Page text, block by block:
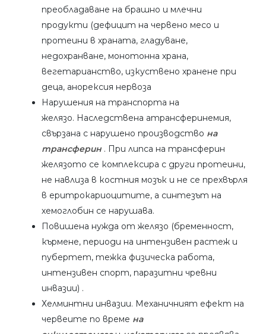
преобладаване на брашно и млечни
продукти (дефицит на червено месо и
протеини в храната, гладуване,
недохранване, монотонна храна,
вегетарианство, изкуствено хранене при
деца, анорексия нервоза
Нарушения на транспорта на
желязо. Наследствена атрансферинемия,
свързана с нарушено производство на
трансферин . При липса на трансферин
желязото се комплексира с други протеини,
не навлиза в костния мозък и не се прехвърля
в еритрокариоцитите, а синтезът на
хемоглобин се нарушава.
Повишена нужда от желязо (бременност,
кърмене, периоди на интензивен растеж и
пубертет, тежка физическа работа,
интензивен спорт, паразитни чревни
инвазии) .
Хелминтни инвазии. Механичният ефект на
червеите по време на